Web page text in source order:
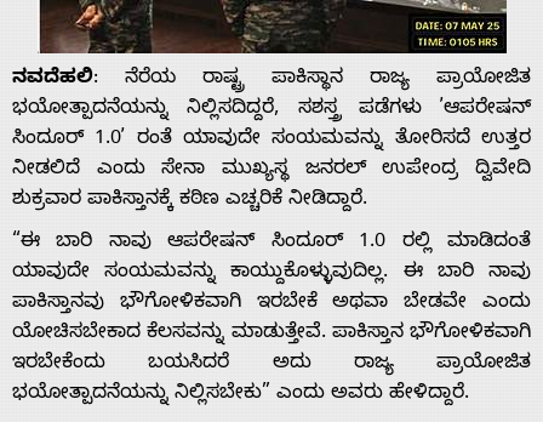
ನವದೆಹಲಿ: ನೆರೆಯ ರಾಷ್ಟ್ರ ಪಾಕಿಸ್ಥಾನ ರಾಜ್ಯ ಪ್ರಾಯೋಜಿತ
ಭಯೋತ್ಪಾದನೆಯನ್ನು ನಿಲ್ಲಿಸದಿದ್ದರೆ, ಸಶಸ್ತ್ರ ಪಡೆಗಳು ʼಆಪರೇಷನ್
ಸಿಂದೂರ್ 1.0ʼ ರಂತೆ ಯಾವುದೇ ಸಂಯಮವನ್ನು ತೋರಿಸದೆ ಉತ್ತರ
ನೀಡಲಿದೆ ಎಂದು ಸೇನಾ ಮುಖ್ಯಸ್ಥ ಜನರಲ್ ಉಪೇಂದ್ರ ದ್ವಿವೇದಿ
ಶುಕ್ರವಾರ ಪಾಕಿಸ್ತಾನಕ್ಕೆ ಕಠಿಣ ಎಚ್ಚರಿಕೆ ನೀಡಿದ್ದಾರೆ.
“ಈ ಬಾರಿ ನಾವು ಆಪರೇಷನ್ ಸಿಂದೂರ್ 1.0 ರಲ್ಲಿ ಮಾಡಿದಂತೆ
ಯಾವುದೇ ಸಂಯಮವನ್ನು ಕಾಯ್ದುಕೊಳ್ಳುವುದಿಲ್ಲ. ಈ ಬಾರಿ ನಾವು
ಪಾಕಿಸ್ತಾನವು ಭೌಗೋಳಿಕವಾಗಿ ಇರಬೇಕೆ ಅಥವಾ ಬೇಡವೇ ಎಂದು
ಯೋಚಿಸಬೇಕಾದ ಕೆಲಸವನ್ನು ಮಾಡುತ್ತೇವೆ. ಪಾಕಿಸ್ತಾನ ಭೌಗೋಳಿಕವಾಗಿ
ಇರಬೇಕೆಂದು ಬಯಸಿದರೆ ಅದು ರಾಜ್ಯ ಪ್ರಾಯೋಜಿತ
ಭಯೋತ್ಪಾದನೆಯನ್ನು ನಿಲ್ಲಿಸಬೇಕು” ಎಂದು ಅವರು ಹೇಳಿದ್ದಾರೆ.